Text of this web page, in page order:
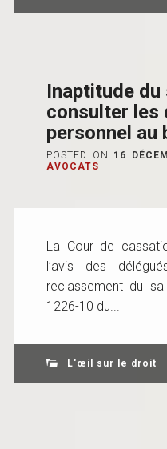
Inaptitude
consulter les
personnel au
POSTED ON 16
AVOCATS
La Cour de
l’avis des
reclassement du
1226-10 du...
L'œil sur le droit